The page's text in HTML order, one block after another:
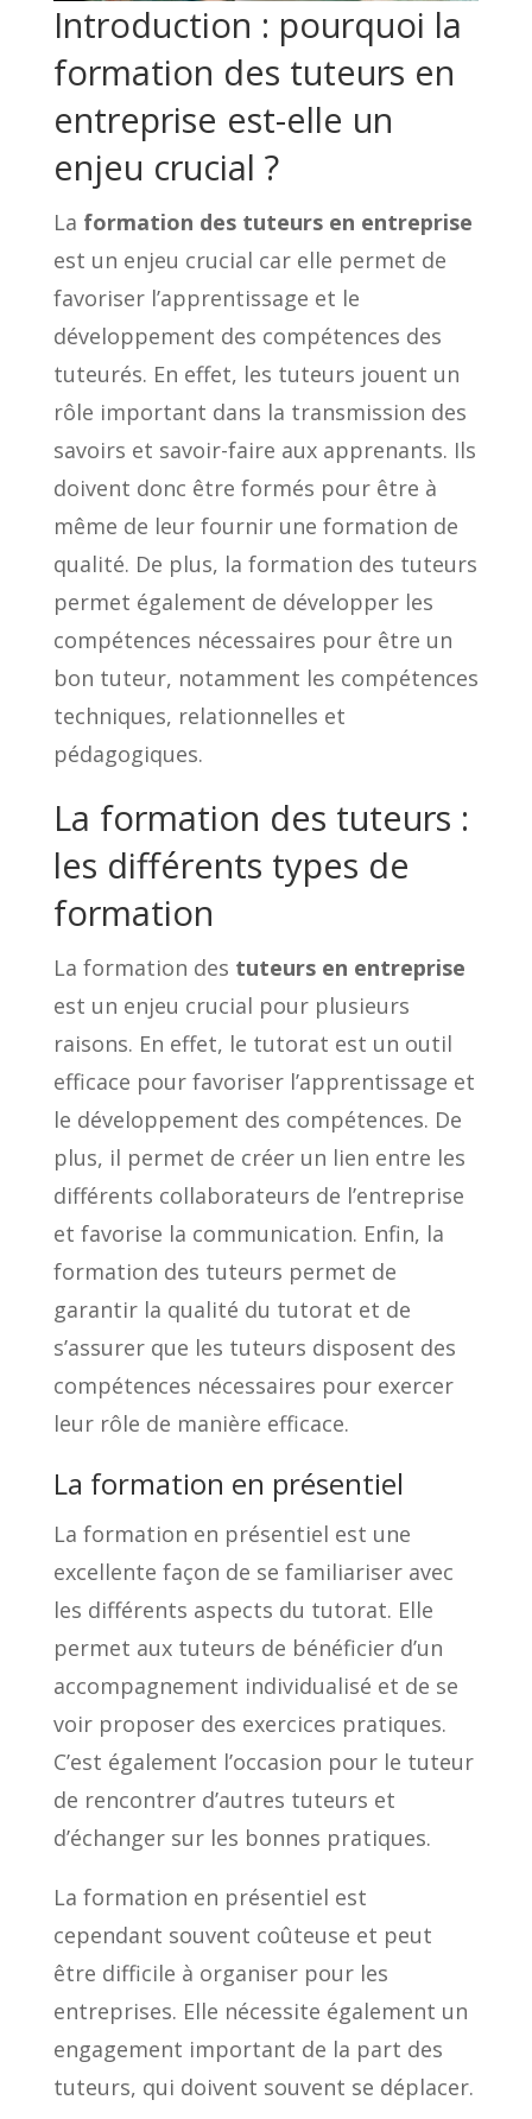
Introduction : pourquoi la
formation des tuteurs en
entreprise est-elle un
enjeu crucial ?
La formation des tuteurs en entreprise
est un enjeu crucial car elle permet de
favoriser l’apprentissage et le
développement des compétences des
tuteurés. En effet, les tuteurs jouent un
rôle important dans la transmission des
savoirs et savoir-faire aux apprenants. Ils
doivent donc être formés pour être à
même de leur fournir une formation de
qualité. De plus, la formation des tuteurs
permet également de développer les
compétences nécessaires pour être un
bon tuteur, notamment les compétences
techniques, relationnelles et
pédagogiques.
La formation des tuteurs :
les différents types de
formation
La formation des tuteurs en entreprise
est un enjeu crucial pour plusieurs
raisons. En effet, le tutorat est un outil
efficace pour favoriser l’apprentissage et
le développement des compétences. De
plus, il permet de créer un lien entre les
différents collaborateurs de l’entreprise
et favorise la communication. Enfin, la
formation des tuteurs permet de
garantir la qualité du tutorat et de
s’assurer que les tuteurs disposent des
compétences nécessaires pour exercer
leur rôle de manière efficace.
La formation en présentiel
La formation en présentiel est une
excellente façon de se familiariser avec
les différents aspects du tutorat. Elle
permet aux tuteurs de bénéficier d’un
accompagnement individualisé et de se
voir proposer des exercices pratiques.
C’est également l’occasion pour le tuteur
de rencontrer d’autres tuteurs et
d’échanger sur les bonnes pratiques.
La formation en présentiel est
cependant souvent coûteuse et peut
être difficile à organiser pour les
entreprises. Elle nécessite également un
engagement important de la part des
tuteurs, qui doivent souvent se déplacer.